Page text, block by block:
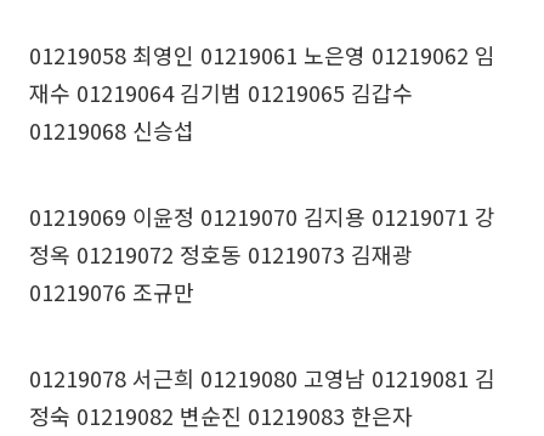
01219058 최영인 01219061 노은영 01219062 임
재수 01219064 김기범 01219065 김갑수
01219068 신승섭
01219069 이윤정 01219070 김지용 01219071 강
정옥 01219072 정호동 01219073 김재광
01219076 조규만
01219078 서근희 01219080 고영남 01219081 김
정숙 01219082 변순진 01219083 한은자